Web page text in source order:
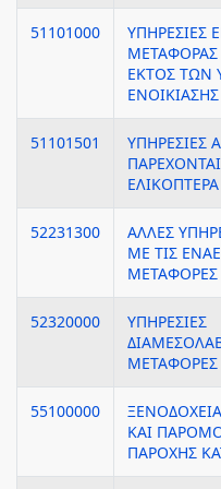
51101000
ΥΠΗΡΕΣΙΕΣ
ΜΕΤΑΦΟΡΑΣ
ΕΚΤΟΣ ΤΩΝ
ΕΝΟΙΚΙΑΣΗΣ
51101501
ΥΠΗΡΕΣΙΕΣ
52231300
ΑΛΛΕΣ
ΜΕ ΤΙΣ
ΜΕΤΑΦΟΡΕΣ
52320000
ΥΠΗΡΕΣΙΕΣ
ΜΕΤΑΦΟΡΕΣ
55100000
ΚΑΙ
ΠΑΡΟΧΗΣ